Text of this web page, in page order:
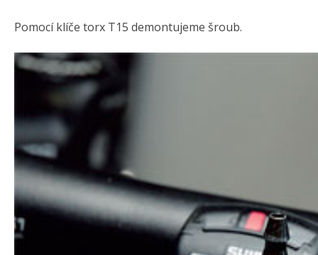
Pomocí klíče torx T15 demontujeme šroub.